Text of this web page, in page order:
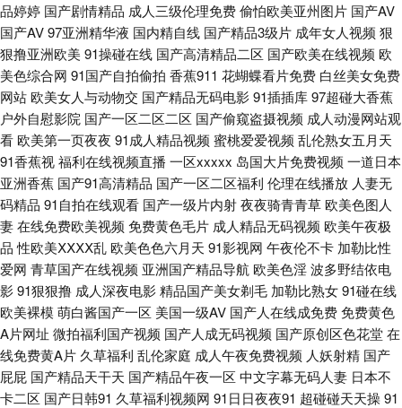
91传媒性爱视频 九一豆花网站 日本欧美色图 亚洲人一级 91露脸双飞 AV天
堂成人网 超碰影视福利 国产在线91 玖玖精品 青青青操 午夜性爱av 97色干
福利在线播放1 激情国产 欧美性爱在线影院 无码转区 影视先锋操 成人网址
在线观看 黄色色情 久久香蕉丁香 性欧美日韩 91美女艹逼网站 av播放网址
变态另类av 东京热蜜桃麻豆 久草福利流水视频 免费在线毛片 人人插人人乐
日韩天堂 亚洲老司机AV 91超碰人人摸 97福利射 大香蕉资源站 日韩A片做爱
网站 91天堂网 a黄瓜v片 成人免费视频 麻豆一区二区 日韩干逼视频 亚洲av
网子 91妹妹 97超碰青娱乐 抖阴一二区 海角社区猫先生 免费看片VT 欧亚性
爱 日韩国产在线 五月婷婷社区 中文字幕无线观 成人毛片基地 含羞草福利影
品婷婷 国产剧情精品 成人三级伦理免费偷怕欧美亚州图片 国产AV
国产AV97亚洲精华液 国内精自线 国产精品3级片 成年女人视频 狠
狠撸亚洲欧美91操碰在线 国产高清精品二区 国产欧美在线视频 欧
美色综合网 91国产自拍偷拍 香蕉911 花蝴蝶看片免费 白丝美女免费
网站 欧美女人与动物交 国产精品无码电影91插插库97超碰大香蕉
户外自慰影院 国产一区二区二区 国产偷窥盗摄视频 成人动漫网站观
看 欧美第一页夜夜 91成人精品视频 蜜桃爱爱视频 乱伦熟女五月天
91香蕉视福利在线视频直播 一区xxxxx 岛国大片免费视频 一道日本
亚洲香蕉 国产91高清精品 国产一区二区福利 伦理在线播放 人妻无
码精品 91自拍在线观看 国产一级片内射夜夜骑青青草 欧美色图人
妻在线免费欧美视频 免费黄色毛片 成人精品无码视频 欧美午夜极
品 性欧美ⅩⅩⅩⅩ乱 欧美色色六月天 91影视网 午夜伦不卡 加勒比性
爱网 青草国产在线视频 亚洲国产精品导航 欧美色淫波多野结依电
影91狠狠撸 成人深夜电影精品国产美女剃毛 加勒比熟女91碰在线
欧美裸模 萌白酱国产一区 美国一级AV 国产人在线成免费免费黄色
A片网址 微拍福利国产视频 国产人成无码视频 国产原创区色花堂在
线免费黄A片 久草福利 乱伦家庭 成人午夜免费视频 人妖射精 国产
屁屁 国产精品天干天 国产精品午夜一区 中文字幕无码人妻 日本不
卡二区 国产日韩91 久草福利视频网 91日日夜夜91 超碰碰天天操91